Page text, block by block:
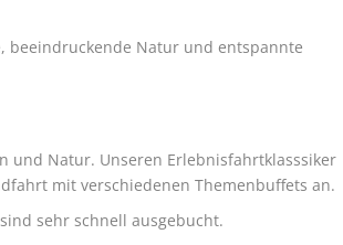
beeindruckende Natur und entspannte
und Natur. Unseren Erlebnisfahrtklasssiker
mit verschiedenen Themenbuffets an.
sehr schnell ausgebucht.